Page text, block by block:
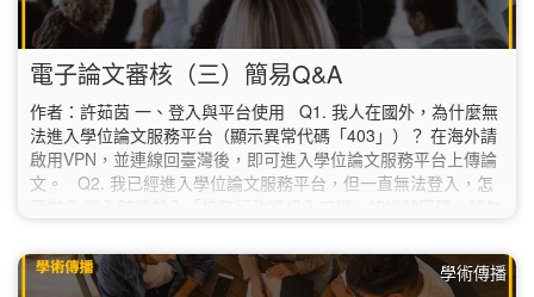
電子論文審核（三）簡易Q&A
作者：許茹茵 一、登入與平台使用 Q1. 我人在國外，為什麼無
法進入學位論文服務平台（顯示異常代碼「403」）？ 在海外請
啟用VPN，並連線回臺灣後，即可進入學位論文服務平台上傳論
文。 Q2. 我已經進入學位論文服務平台，但一直無法登入，怎
密還是無法登入的話，請聯絡本校資訊中心（02-7749-3737；
helpdesk@ntnu.edu.tw）。 Q3.…
學術傳播